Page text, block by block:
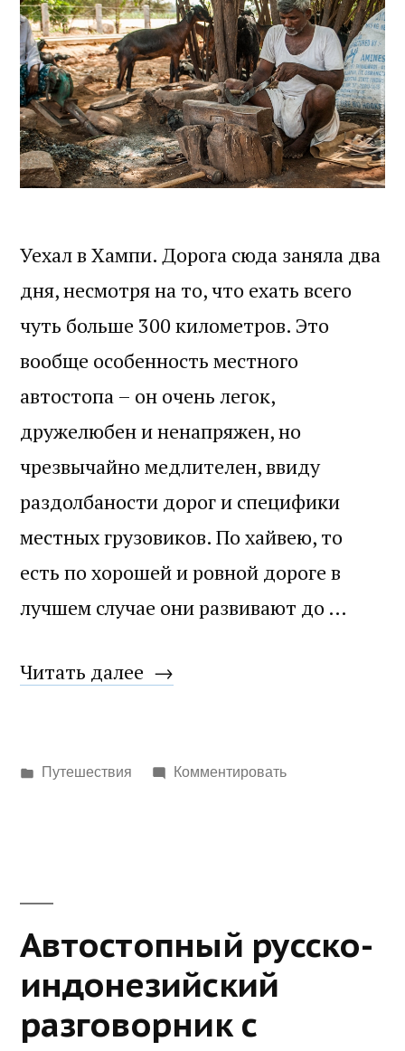
Уехал в Хампи. Дорога сюда заняла два
дня, несмотря на то, что ехать всего
чуть больше 300 километров. Это
вообще особенность местного
автостопа – он очень легок,
дружелюбен и ненапряжен, но
чрезвычайно медлителен, ввиду
раздолбаности дорог и специфики
местных грузовиков. По хайвею, то
есть по хорошей и ровной дороге в
лучшем случае они развивают до …
Читать далее «Хампи»
Написано
Путешествия Комментировать
Автостопный русско-
индонезийский
разговорник с